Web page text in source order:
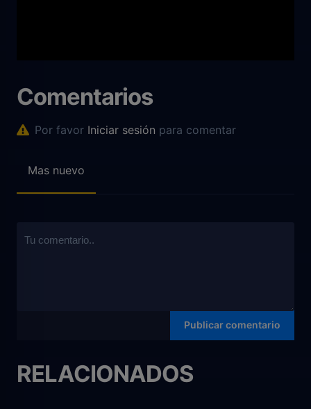
Comentarios
Por favor Iniciar sesión para comentar
Mas nuevo
RELACIONADOS